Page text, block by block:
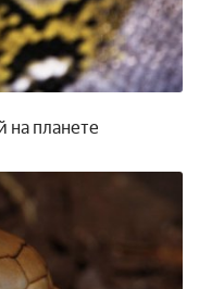
на планете